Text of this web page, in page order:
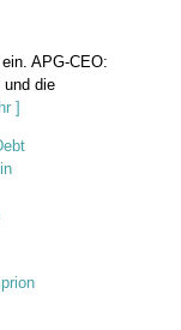
APG-CEO:
und die
]